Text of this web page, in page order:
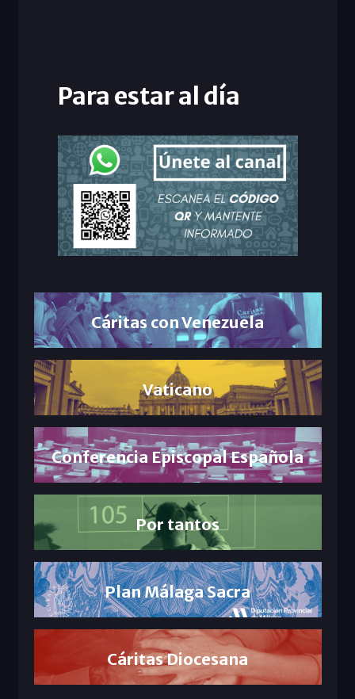
Para estar al día
Cáritas con Venezuela
Vaticano
Conferencia Episcopal Española
Por tantos
Plan Málaga Sacra
Cáritas Diocesana